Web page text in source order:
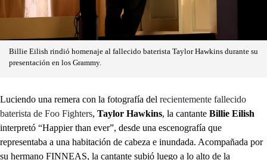
Billie Eilish rindió homenaje al fallecido baterista Taylor Hawkins durante su
presentación en los Grammy.
Luciendo una remera con la fotografía del recientemente fallecido
baterista de Foo Fighters, Taylor Hawkins, la cantante Billie Eilish
interpretó “Happier than ever”, desde una escenografía que
representaba a una habitación de cabeza e inundada. Acompañada por
su hermano FINNEAS, la cantante subió luego a lo alto de la